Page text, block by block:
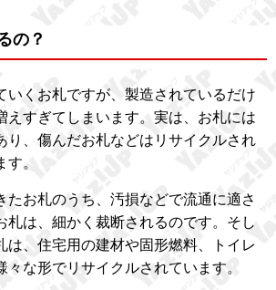
の？
いくお札ですが、製造されているだけ
えすぎてしまいます。実は、お札には
り、傷んだお札などはリサイクルされ
。
たお札のうち、汚損などで流通に適さ
札は、細かく裁断されるのです。そし
は、住宅用の建材や固形燃料、トイレ
々な形でリサイクルされています。